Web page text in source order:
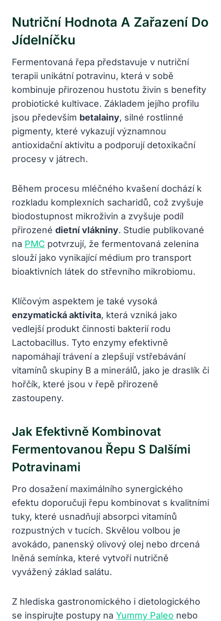
Nutriční Hodnota A Zařazení Do
Jídelníčku
Fermentovaná řepa představuje v nutriční
terapii unikátní potravinu, která v sobě
kombinuje přirozenou hustotu živin s benefity
probiotické kultivace. Základem jejího profilu
jsou především betalainy, silné rostlinné
pigmenty, které vykazují významnou
antioxidační aktivitu a podporují detoxikační
procesy v játrech.
Během procesu mléčného kvašení dochází k
rozkladu komplexních sacharidů, což zvyšuje
biodostupnost mikroživin a zvyšuje podíl
přirozené dietní vlákniny. Studie publikované
na PMC potvrzují, že fermentovaná zelenina
slouží jako vynikající médium pro transport
bioaktivních látek do střevního mikrobiomu.
Klíčovým aspektem je také vysoká
enzymatická aktivita, která vzniká jako
vedlejší produkt činnosti bakterií rodu
Lactobacillus. Tyto enzymy efektivně
napomáhají trávení a zlepšují vstřebávání
vitamínů skupiny B a minerálů, jako je draslík či
hořčík, které jsou v řepě přirozeně
zastoupeny.
Jak Efektivně Kombinovat
Fermentovanou Řepu S Dalšími
Potravinami
Pro dosažení maximálního synergického
efektu doporučuji řepu kombinovat s kvalitními
tuky, které usnadňují absorpci vitamínů
rozpustných v tucích. Skvělou volbou je
avokádo, panenský olivový olej nebo drcená
lněná semínka, které vytvoří nutričně
vyvážený základ salátu.
Z hlediska gastronomického i dietologického
se inspirujte postupy na Yummy Paleo nebo